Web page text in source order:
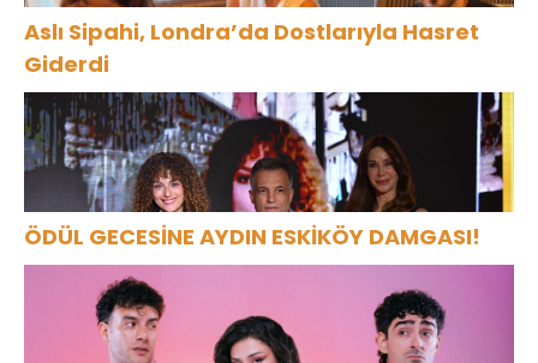
Aslı Sipahi, Londra’da Dostlarıyla Hasret
Giderdi
ÖDÜL GECESİNE AYDIN ESKİKÖY DAMGASI!